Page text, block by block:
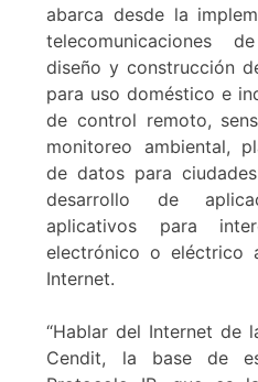
abarca desde la
telecomunicaciones
diseño y construcción
para uso doméstico e
de control remoto,
monitoreo ambiental,
de datos para
desarrollo de
aplicativos para
electrónico o
Internet.
“Hablar del Internet de
Cendit, la base de